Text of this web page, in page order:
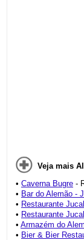
Veja mais
• Caverna Bugre -
• Bar do Alemão -
• Restaurante
• Restaurante
• Armazém do
• Bier & Bier